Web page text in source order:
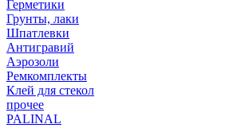
Герметики
Грунты, лаки
Шпатлевки
Антигравий
Аэрозоли
Ремкомплекты
Клей для стекол
прочее
PALINAL